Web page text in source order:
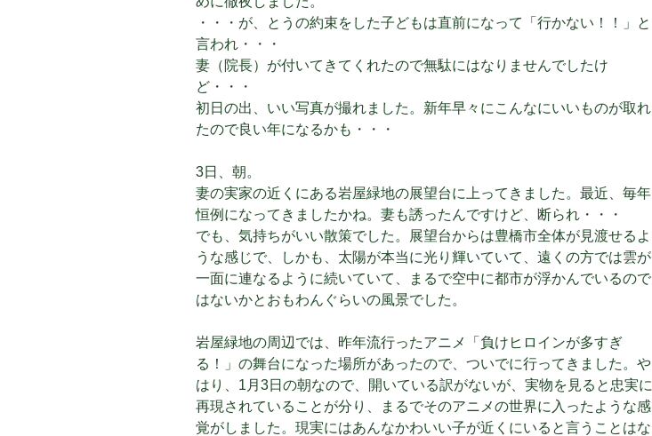
・・・が、とうの約束をした子どもは直前になって「行かない！！」と
言われ・・・
妻（院長）が付いてきてくれたので無駄にはなりませんでしたけ
ど・・・
初日の出、いい写真が撮れました。新年早々にこんなにいいものが取れ
たので良い年になるかも・・・
3日、朝。
妻の実家の近くにある岩屋緑地の展望台に上ってきました。最近、毎年
恒例になってきましたかね。妻も誘ったんですけど、断られ・・・
でも、気持ちがいい散策でした。展望台からは豊橋市全体が見渡せるよ
うな感じで、しかも、太陽が本当に光り輝いていて、遠くの方では雲が
一面に連なるように続いていて、まるで空中に都市が浮かんでいるので
はないかとおもわんぐらいの風景でした。
岩屋緑地の周辺では、昨年流行ったアニメ「負けヒロインが多すぎ
る！」の舞台になった場所があったので、ついでに行ってきました。や
はり、1月3日の朝なので、開いている訳がないが、実物を見ると忠実に
再現されていることが分り、まるでそのアニメの世界に入ったような感
覚がしました。現実にはあんなかわいい子が近くにいると言うことはな